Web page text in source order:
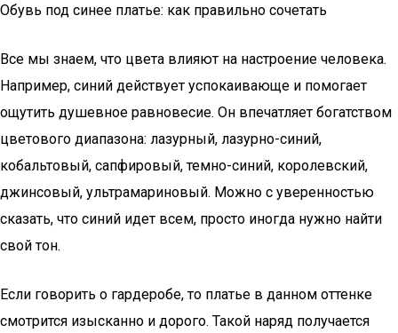
Обувь под синее платье: как правильно сочетать
Все мы знаем, что цвета влияют на настроение человека.
Например, синий действует успокаивающе и помогает
ощутить душевное равновесие. Он впечатляет богатством
цветового диапазона: лазурный, лазурно-синий,
кобальтовый, сапфировый, темно-синий, королевский,
джинсовый, ультрамариновый. Можно с уверенностью
сказать, что синий идет всем, просто иногда нужно найти
свой тон.
Если говорить о гардеробе, то платье в данном оттенке
смотрится изысканно и дорого. Такой наряд получается